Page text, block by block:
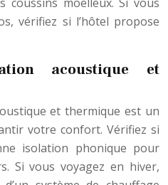
vérifiez si l’hôtel propose
acoustique et
et thermique est un
votre confort. Vérifiez si
isolation phonique pour
Si vous voyagez en hiver,